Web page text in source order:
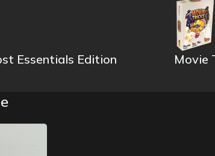
Essentials Edition Movie